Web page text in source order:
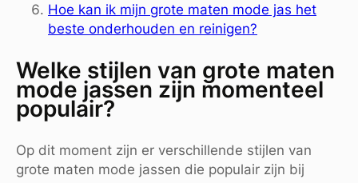
Hoe kan ik mijn grote maten mode jas het
beste onderhouden en reinigen?
Welke stijlen van grote maten
mode jassen zijn momenteel
populair?
Op dit moment zijn er verschillende stijlen van
grote maten mode jassen die populair zijn bij